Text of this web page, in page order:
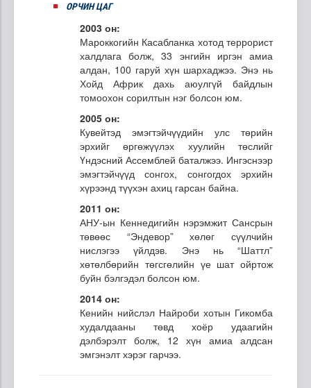
ОРЧИН ЦАГ
2003 он:
Мароккогийн Касабланка хотод террорист
халдлага болж, 33 энгийн иргэн амиа
алдан, 100 гаруй хүн шархаджээ. Энэ нь
Хойд Африк дахь аюулгүй байдлын
томоохон сорилтын нэг болсон юм.
2005 он:
Кувейтэд эмэгтэйчүүдийн улс төрийн
эрхийг өргөжүүлэх хуулийн төслийг
Үндэсний Ассемблей баталжээ. Ингэснээр
эмэгтэйчүүд сонгох, сонгогдох эрхийн
хүрээнд түүхэн ахиц гарсан байна.
2011 он:
АНУ-ын Кеннедигийн нэрэмжит Сансрын
төвөөс “Эндевор” хөлөг сүүлчийн
нислэгээ үйлдэв. Энэ нь “Шаттл”
хөтөлбөрийн төгсгөлийн үе шат ойртож
буйн бэлгэдэл болсон юм.
2014 он:
Кенийн нийслэл Найроби хотын Гикомба
худалдааны төвд хоёр удаагийн
дэлбэрэлт болж, 12 хүн амиа алдсан
эмгэнэлт хэрэг гарчээ.